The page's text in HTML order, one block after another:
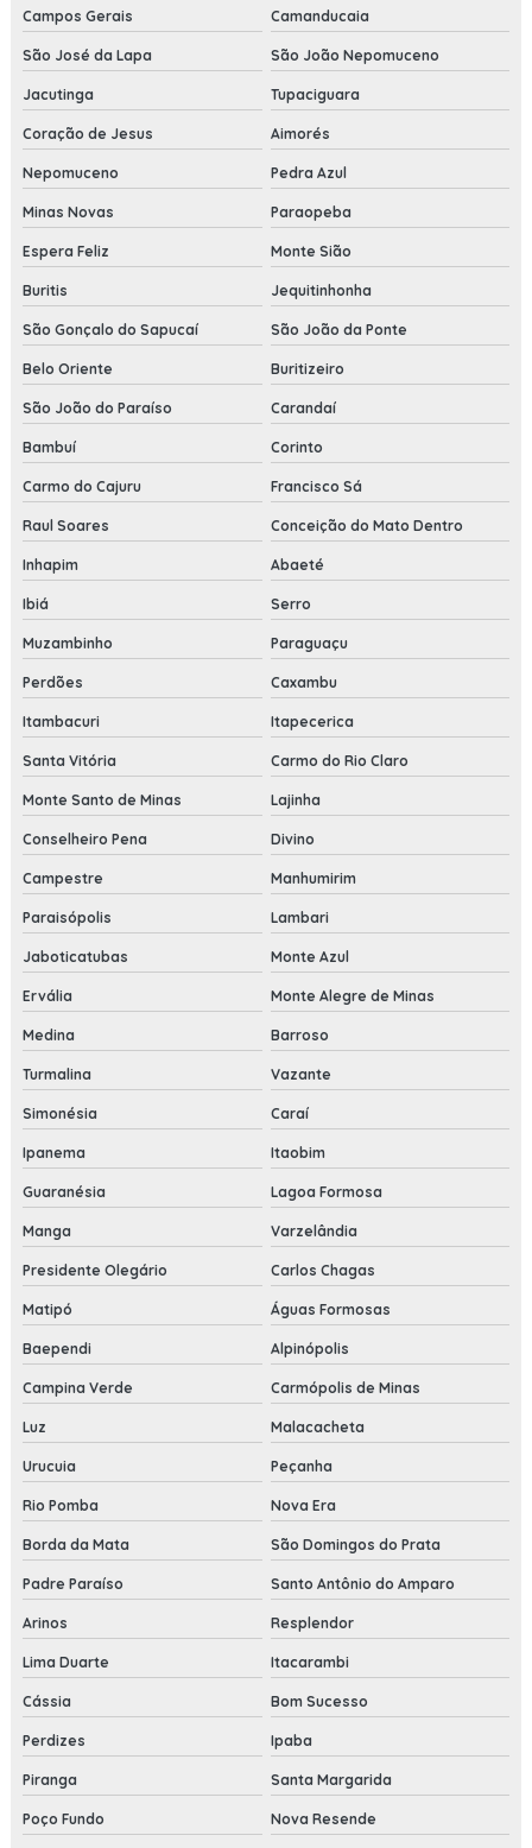
Campos Gerais Camanducaia
São José da Lapa São João Nepomuceno
Jacutinga Tupaciguara
Coração de Jesus Aimorés
Nepomuceno Pedra Azul
Minas Novas Paraopeba
Espera Feliz Monte Sião
Buritis Jequitinhonha
São Gonçalo do Sapucaí São João da Ponte
Belo Oriente Buritizeiro
São João do Paraíso Carandaí
Bambuí Corinto
Carmo do Cajuru Francisco Sá
Raul Soares Conceição do Mato Dentro
Inhapim Abaeté
Ibiá Serro
Muzambinho Paraguaçu
Perdões Caxambu
Itambacuri Itapecerica
Santa Vitória Carmo do Rio Claro
Monte Santo de Minas Lajinha
Conselheiro Pena Divino
Campestre Manhumirim
Paraisópolis Lambari
Jaboticatubas Monte Azul
Ervália Monte Alegre de Minas
Medina Barroso
Turmalina Vazante
Simonésia Caraí
Ipanema Itaobim
Guaranésia Lagoa Formosa
Manga Varzelândia
Presidente Olegário Carlos Chagas
Matipó Águas Formosas
Baependi Alpinópolis
Campina Verde Carmópolis de Minas
Luz Malacacheta
Urucuia Peçanha
Rio Pomba Nova Era
Borda da Mata São Domingos do Prata
Padre Paraíso Santo Antônio do Amparo
Arinos Resplendor
Lima Duarte Itacarambi
Cássia Bom Sucesso
Perdizes Ipaba
Piranga Santa Margarida
Poço Fundo Nova Resende